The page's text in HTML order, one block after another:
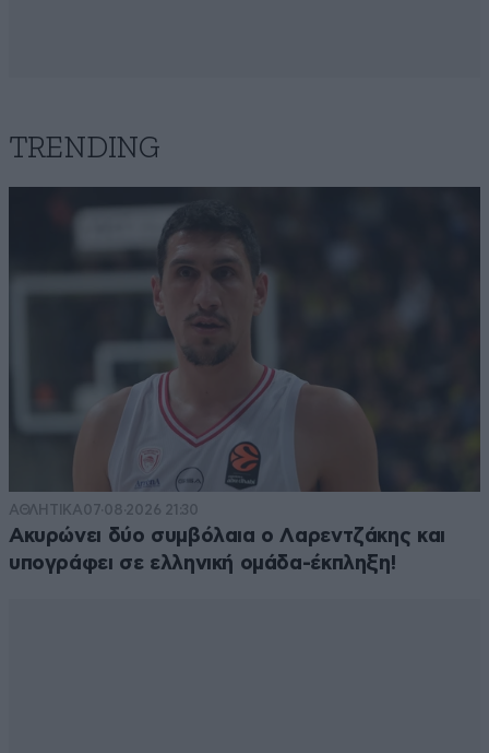
TRENDING
ΑΘΛΗΤΙΚΑ07·08·2026 21:30
Ακυρώνει δύο συμβόλαια ο Λαρεντζάκης και
υπογράφει σε ελληνική ομάδα-έκπληξη!